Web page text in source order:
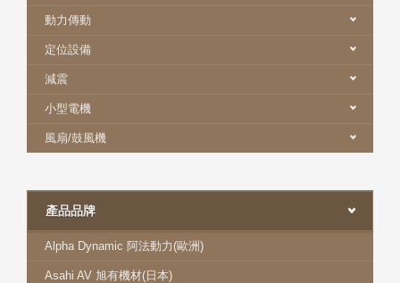
動力傳動
定位設備
減震
小型電機
風扇/鼓風機
產品品牌
Alpha Dynamic 阿法動力(歐洲)
Asahi AV 旭有機材(日本)